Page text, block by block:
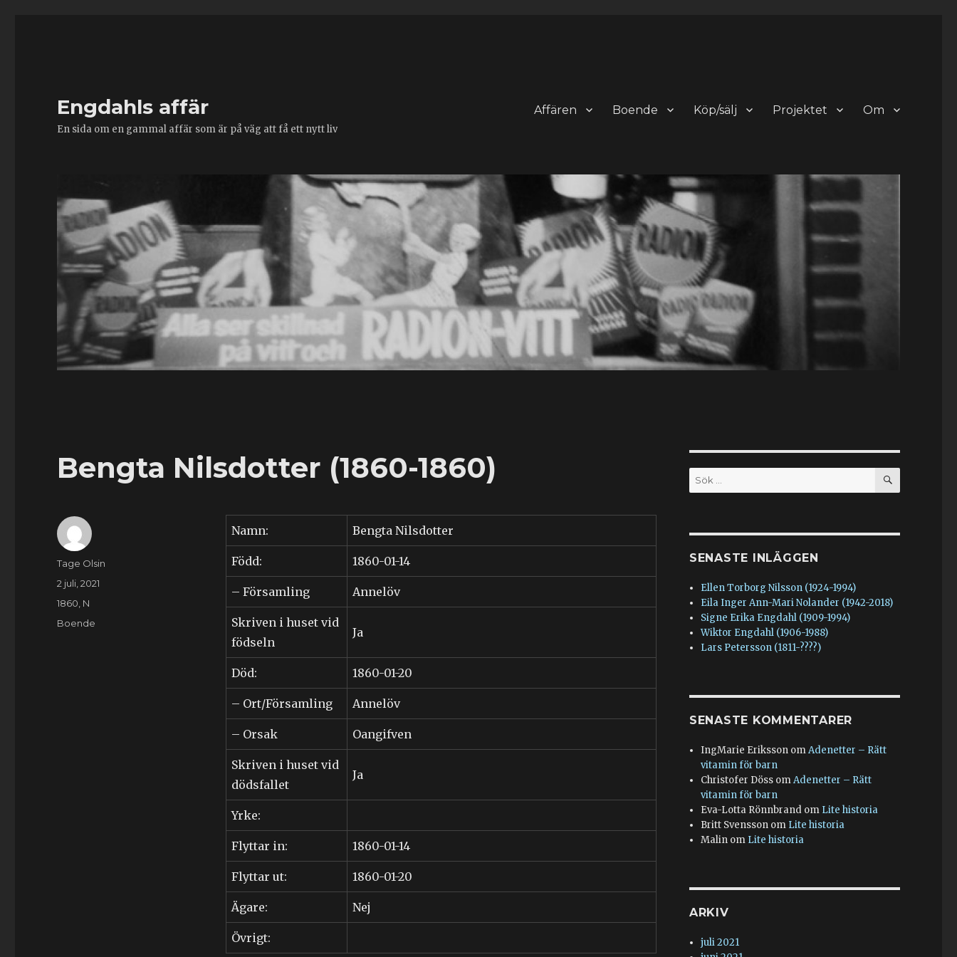
Engdahls affär
En sida om en gammal affär som är på väg att få ett nytt liv
Affären Boende Köp/sälj Projektet Om
Bengta Nilsdotter (1860-1860)
Namn: Bengta Nilsdotter
Född: 1860-01-14
– Församling Annelöv
Skriven i huset vid
födseln
Ja
Död: 1860-01-20
– Ort/Församling Annelöv
– Orsak Oangifven
Skriven i huset vid
dödsfallet
Ja
Yrke:
Flyttar in: 1860-01-14
Flyttar ut: 1860-01-20
Ägare: Nej
Övrigt:
Författare
Tage Olsin
Publicerat
2 juli, 2021
Kategorier
1860 N
Etiketter
Boende
Sök
efter:
SÖK
SENASTE INLÄGGEN
Ellen Torborg Nilsson (1924-1994)
Eila Inger Ann-Mari Nolander (1942-2018)
Signe Erika Engdahl (1909-1994)
Wiktor Engdahl (1906-1988)
Lars Petersson (1811-????)
SENASTE KOMMENTARER
IngMarie Eriksson omAdenetter – Rätt
vitamin för barn
Christofer Döss omAdenetter – Rätt
vitamin för barn
Eva-Lotta Rönnbrand om Lite historia
Britt Svensson om Lite historia
Malin om Lite historia
ARKIV
juli 2021